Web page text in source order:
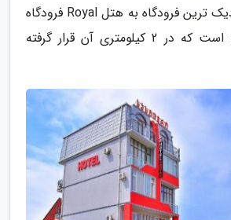
مسافران باشد . نزدیک ترین فرودگاه به هتل Royal فرودگاه
بین المللی باتومی است که در 2 کیلومتری آن قرار گرفته